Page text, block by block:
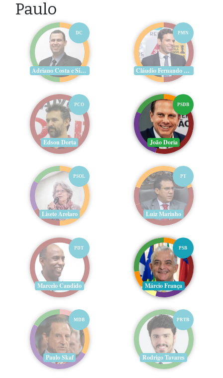
Paulo
DC
Adriano Costa e Silva
PMN
Cláudio Fernando Aguiar
PCO
Edson Dorta
PSDB
João Doria
PSOL
Lisete Arelaro
PT
Luiz Marinho
PDT
Marcelo Candido
PSB
Márcio França
MDB
Paulo Skaf
PRTB
Rodrigo Tavares